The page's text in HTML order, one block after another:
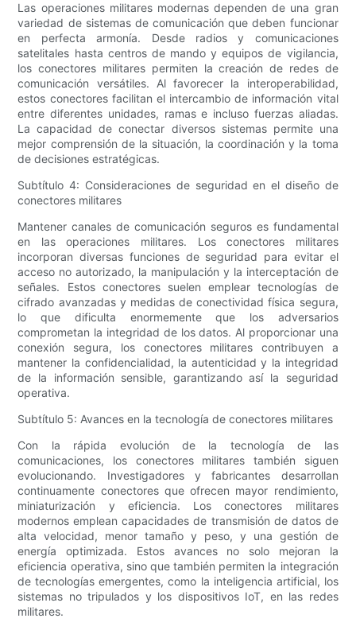
Las operaciones militares modernas dependen de una gran
variedad de sistemas de comunicación que deben funcionar
en perfecta armonía. Desde radios y comunicaciones
satelitales hasta centros de mando y equipos de vigilancia,
los conectores militares permiten la creación de redes de
comunicación versátiles. Al favorecer la interoperabilidad,
estos conectores facilitan el intercambio de información vital
entre diferentes unidades, ramas e incluso fuerzas aliadas.
La capacidad de conectar diversos sistemas permite una
mejor comprensión de la situación, la coordinación y la toma
de decisiones estratégicas.
Subtítulo 4: Consideraciones de seguridad en el diseño de
conectores militares
Mantener canales de comunicación seguros es fundamental
en las operaciones militares. Los conectores militares
incorporan diversas funciones de seguridad para evitar el
acceso no autorizado, la manipulación y la interceptación de
señales. Estos conectores suelen emplear tecnologías de
cifrado avanzadas y medidas de conectividad física segura,
lo que dificulta enormemente que los adversarios
comprometan la integridad de los datos. Al proporcionar una
conexión segura, los conectores militares contribuyen a
mantener la confidencialidad, la autenticidad y la integridad
de la información sensible, garantizando así la seguridad
operativa.
Subtítulo 5: Avances en la tecnología de conectores militares
Con la rápida evolución de la tecnología de las
comunicaciones, los conectores militares también siguen
evolucionando. Investigadores y fabricantes desarrollan
continuamente conectores que ofrecen mayor rendimiento,
miniaturización y eficiencia. Los conectores militares
modernos emplean capacidades de transmisión de datos de
alta velocidad, menor tamaño y peso, y una gestión de
energía optimizada. Estos avances no solo mejoran la
eficiencia operativa, sino que también permiten la integración
de tecnologías emergentes, como la inteligencia artificial, los
sistemas no tripulados y los dispositivos IoT, en las redes
militares.